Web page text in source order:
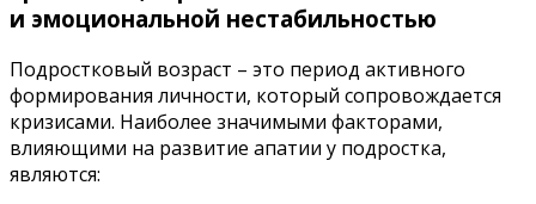
и эмоциональной нестабильностью
Подростковый возраст – это период активного
формирования личности, который сопровождается
кризисами. Наиболее значимыми факторами,
влияющими на развитие апатии у подростка,
являются: